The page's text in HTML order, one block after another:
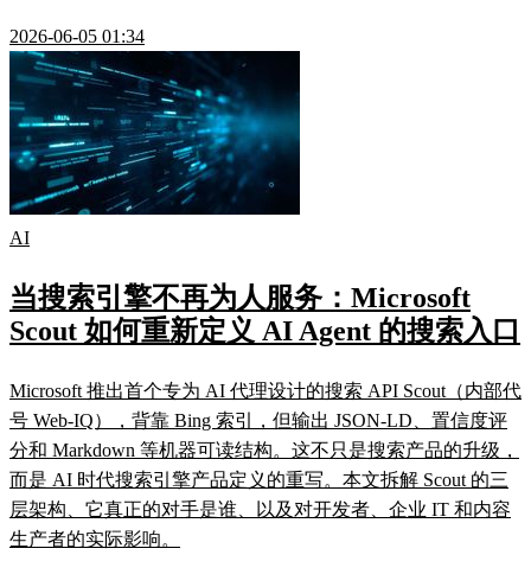
2026-06-05 01:34
AI
当搜索引擎不再为人服务：Microsoft
Scout 如何重新定义 AI Agent 的搜索入口
Microsoft 推出首个专为 AI 代理设计的搜索 API Scout（内部代
号 Web-IQ），背靠 Bing 索引，但输出 JSON-LD、置信度评
分和 Markdown 等机器可读结构。这不只是搜索产品的升级，
而是 AI 时代搜索引擎产品定义的重写。本文拆解 Scout 的三
层架构、它真正的对手是谁、以及对开发者、企业 IT 和内容
生产者的实际影响。